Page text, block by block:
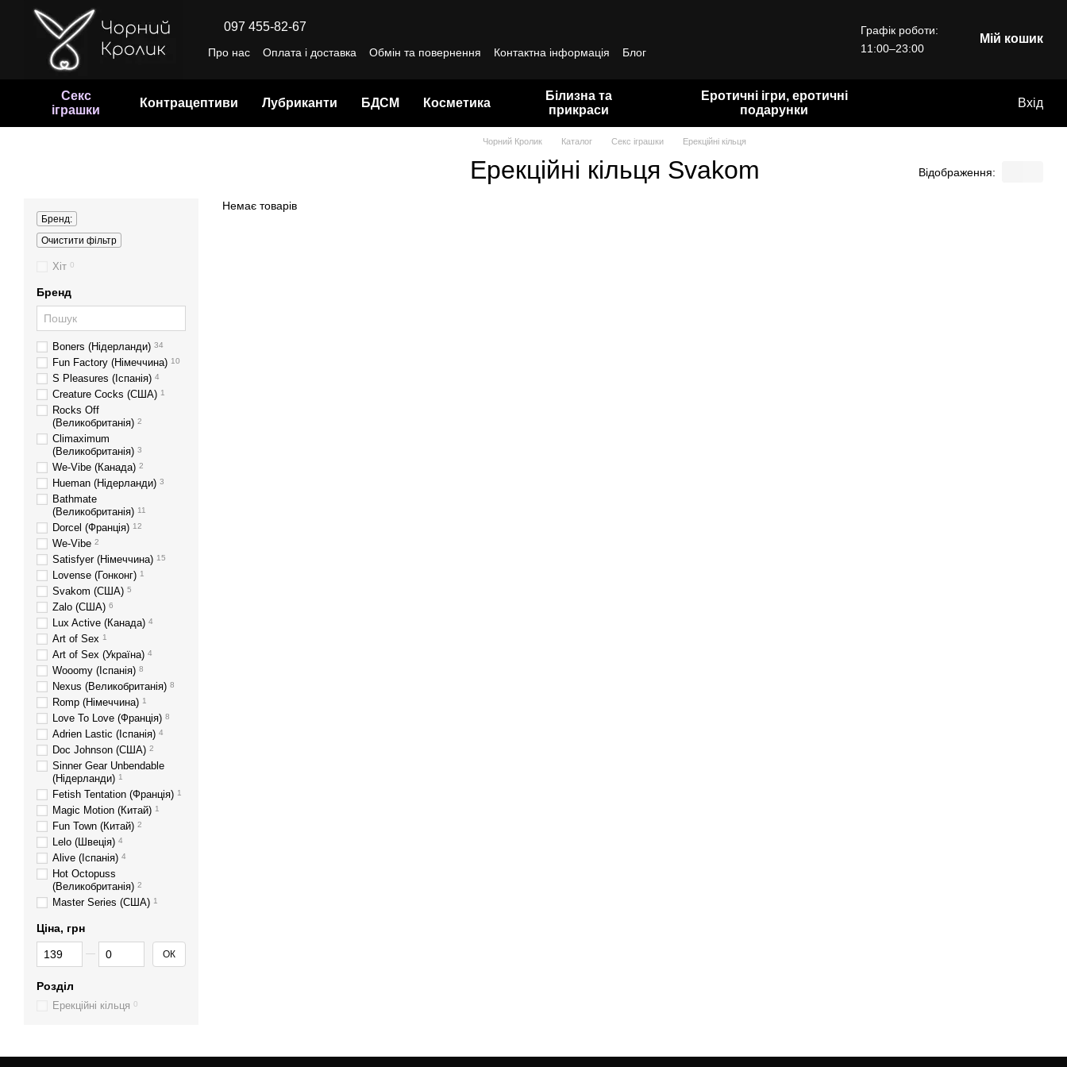
Перейти до основного контенту
097 455-82-67
Про нас Оплата і доставка Обмін та повернення Контактна інформація
Блог
Графік роботи:
11:00–23:00
Мій кошик
Секс
іграшки
Контрацептиви Лубриканти БДСМ Косметика
Білизна та
прикраси
Еротичні ігри, еротичні
подарунки
Вхід
Чорний Кролик Каталог Секс іграшки Ерекційні кільця
Ерекційні кільця Svakom Відображення:
Немає товарів
Бренд:
Очистити фільтр
Хіт 0
Бренд
Boners (Нідерланди) 34
Fun Factory (Німеччина) 10
S Pleasures (Іспанія) 4
Creature Cocks (США) 1
Rocks Off
(Великобританія) 2
Climaximum
(Великобританія) 3
We-Vibe (Канада) 2
Hueman (Нідерланди) 3
Bathmate
(Великобританія) 11
Dorcel (Франція) 12
We-Vibe 2
Satisfyer (Німеччина) 15
Lovense (Гонконг) 1
Svakom (США) 5
Zalo (США) 6
Lux Active (Канада) 4
Art of Sex 1
Art of Sex (Україна) 4
Wooomy (Іспанія) 8
Nexus (Великобританія) 8
Romp (Німеччина) 1
Love To Love (Франція) 8
Adrien Lastic (Іспанія) 4
Doc Johnson (США) 2
Sinner Gear Unbendable
(Нідерланди) 1
Fetish Tentation (Франція) 1
Magic Motion (Китай) 1
Fun Town (Китай) 2
Lelo (Швеція) 4
Alive (Іспанія) 4
Hot Octopuss
(Великобританія) 2
Master Series (США) 1
Ціна, грн
Від Ціна, грн
До Ціна, грн ОК
Розділ
Ерекційні кільця 0